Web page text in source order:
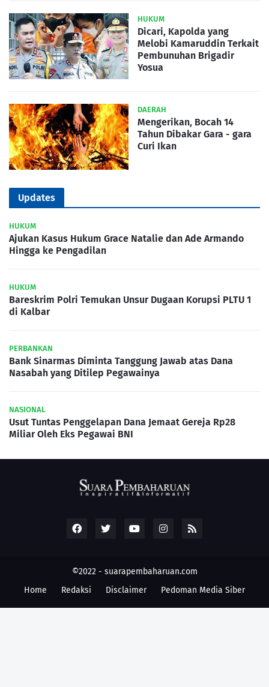
HUKUM
Dicari, Kapolda yang
Melobi Kamaruddin Terkait
Pembunuhan Brigadir
Yosua
DAERAH
Mengerikan, Bocah 14
Tahun Dibakar Gara - gara
Curi Ikan
Updates
HUKUM
Ajukan Kasus Hukum Grace Natalie dan Ade Armando
Hingga ke Pengadilan
HUKUM
Bareskrim Polri Temukan Unsur Dugaan Korupsi PLTU 1
di Kalbar
PERBANKAN
Bank Sinarmas Diminta Tanggung Jawab atas Dana
Nasabah yang Ditilep Pegawainya
NASIONAL
Usut Tuntas Penggelapan Dana Jemaat Gereja Rp28
Miliar Oleh Eks Pegawai BNI
©2022 - suarapembaharuan.com
Home
Redaksi Disclaimer Pedoman Media Siber